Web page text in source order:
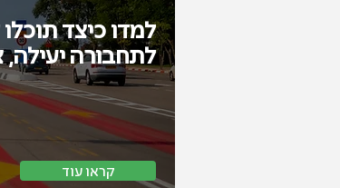
למדו כיצד
לתחבורה יעילה,
קראו עוד